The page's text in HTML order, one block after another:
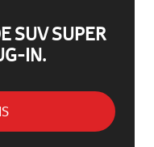
SUV SUPER
IN.